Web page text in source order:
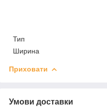
Тип
Ширина
Приховати
Умови доставки